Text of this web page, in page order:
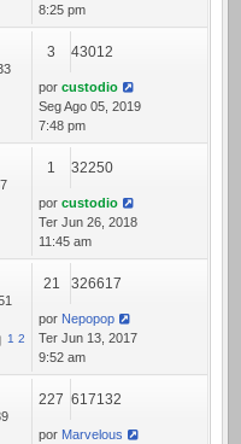
8:25 pm
3 43012
por custodio
Seg Ago 05, 2019
7:48 pm
1 32250
por custodio
Ter Jun 26, 2018
11:45 am
1 2
21 326617
por Nepopop
Ter Jun 13, 2017
9:52 am
227 617132
por Marvelous